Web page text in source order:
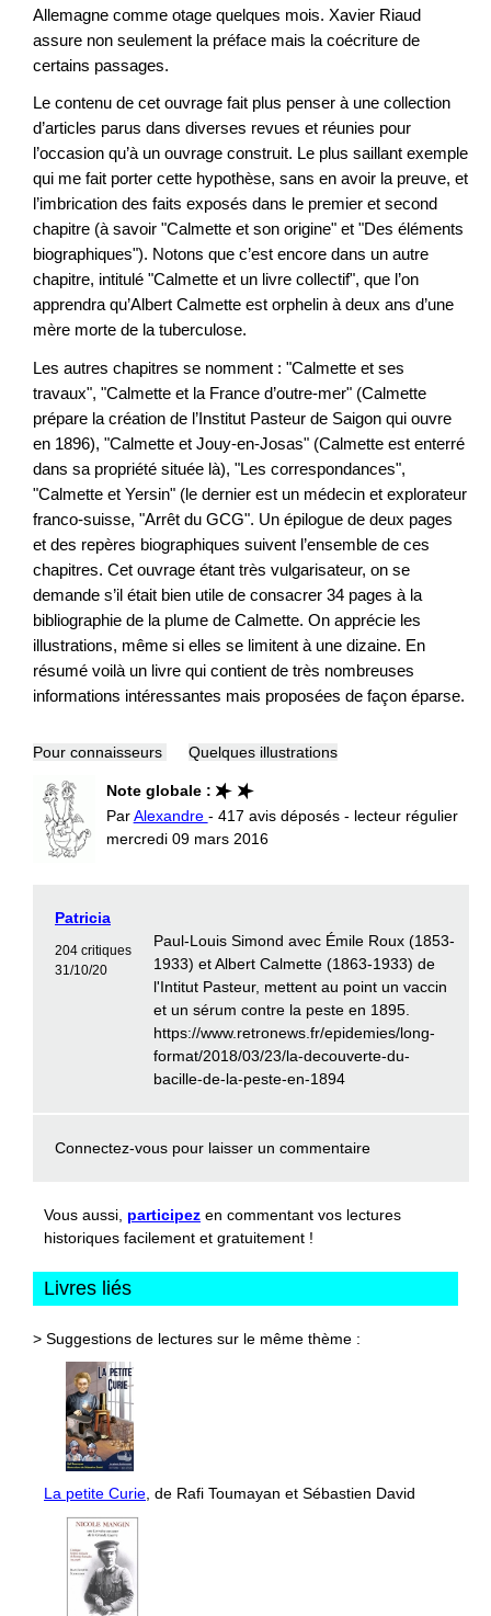
Allemagne comme otage quelques mois. Xavier Riaud
assure non seulement la préface mais la coécriture de
certains passages.
Le contenu de cet ouvrage fait plus penser à une collection
d’articles parus dans diverses revues et réunies pour
l’occasion qu’à un ouvrage construit. Le plus saillant exemple
qui me fait porter cette hypothèse, sans en avoir la preuve, et
l’imbrication des faits exposés dans le premier et second
chapitre (à savoir "Calmette et son origine" et "Des éléments
biographiques"). Notons que c’est encore dans un autre
chapitre, intitulé "Calmette et un livre collectif", que l’on
apprendra qu’Albert Calmette est orphelin à deux ans d’une
mère morte de la tuberculose.
Les autres chapitres se nomment : "Calmette et ses
travaux", "Calmette et la France d’outre-mer" (Calmette
prépare la création de l’Institut Pasteur de Saigon qui ouvre
en 1896), "Calmette et Jouy-en-Josas" (Calmette est enterré
dans sa propriété située là), "Les correspondances",
"Calmette et Yersin" (le dernier est un médecin et explorateur
franco-suisse, "Arrêt du GCG". Un épilogue de deux pages
et des repères biographiques suivent l’ensemble de ces
chapitres. Cet ouvrage étant très vulgarisateur, on se
demande s’il était bien utile de consacrer 34 pages à la
bibliographie de la plume de Calmette. On apprécie les
illustrations, même si elles se limitent à une dizaine. En
résumé voilà un livre qui contient de très nombreuses
informations intéressantes mais proposées de façon éparse.
Pour connaisseurs Quelques illustrations
Note globale :
ParAlexandre - 417 avis déposés - lecteur régulier
mercredi 09 mars 2016
Patricia
204 critiques
31/10/20
Paul-Louis Simond avec Émile Roux (1853-
1933) et Albert Calmette (1863-1933) de
l'Intitut Pasteur, mettent au point un vaccin
et un sérum contre la peste en 1895.
https://www.retronews.fr/epidemies/long-
format/2018/03/23/la-decouverte-du-
bacille-de-la-peste-en-1894
Connectez-vous pour laisser un commentaire
Vous aussi, participez en commentant vos lectures
historiques facilement et gratuitement !
Livres liés
> Suggestions de lectures sur le même thème :
La petite Curie , de Rafi Toumayan et Sébastien David